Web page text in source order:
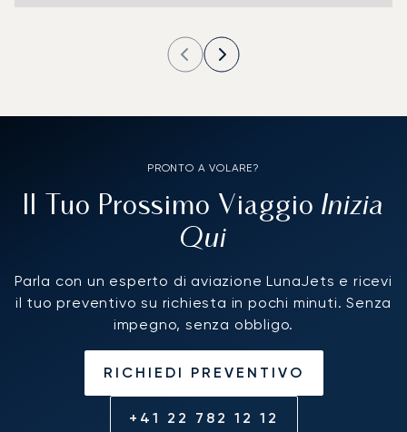
PRONTO A VOLARE?
Il Tuo Prossimo Viaggio Inizia
Qui
Parla con un esperto di aviazione LunaJets e ricevi
il tuo preventivo su richiesta in pochi minuti. Senza
impegno, senza obbligo.
RICHIEDI PREVENTIVO
+41 22 782 12 12